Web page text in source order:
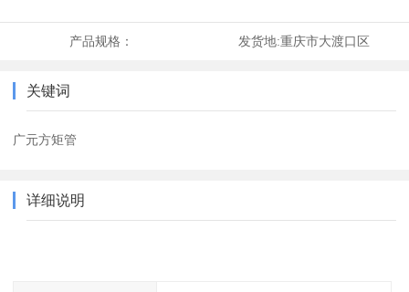
产品规格： 发货地:重庆市大渡口区
关键词
广元方矩管
详细说明